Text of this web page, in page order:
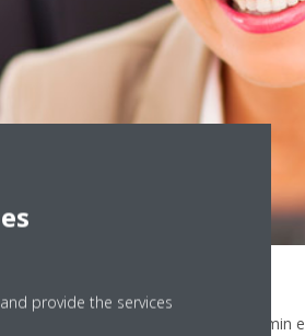
sistemet tona të HVAC-R në sistemin e
provide the services